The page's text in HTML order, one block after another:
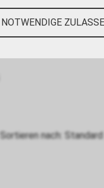
Sortieren nach: Standard
NOTWENDIGE